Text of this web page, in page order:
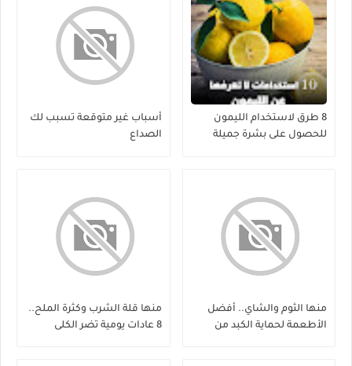
8 طرق لاستخدام الليمون
للحصول على بشرة جميلة
أسباب غير متوقعة تسبب لك
الصداع
منها الثوم والشاي.. أفضل
الأطعمة لحماية الكبد من
منها قلة الشرب وكثرة الملح..
8 عادات يومية تضر الكلى